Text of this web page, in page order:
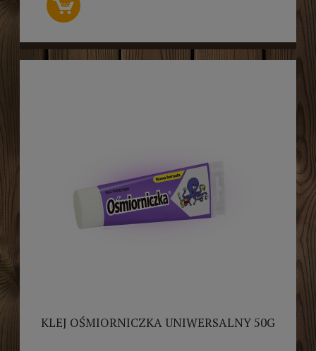
KLEJ OŚMIORNICZKA UNIWERSALNY 50G